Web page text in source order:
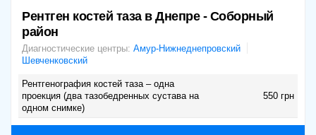
Рентген костей таза в Днепре - Соборный
район
Диагностические центры: Амур-Нижнеднепровский
Шевченковский
Рентгенография костей таза – одна
проекция (два тазобедренных сустава на
одном снимке)
550 грн